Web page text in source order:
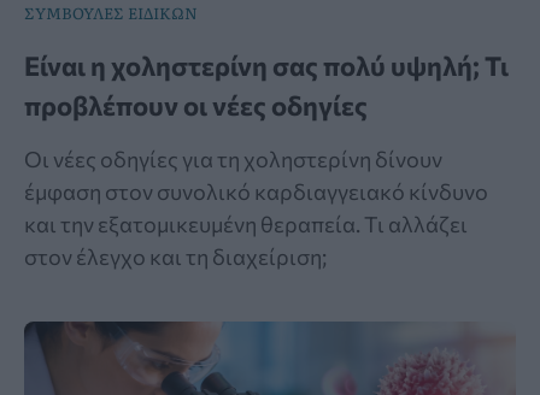
ΣΥΜΒΟΥΛΕΣ ΕΙΔΙΚΩΝ
Είναι η χοληστερίνη σας πολύ υψηλή; Τι
προβλέπουν οι νέες οδηγίες
Οι νέες οδηγίες για τη χοληστερίνη δίνουν
έμφαση στον συνολικό καρδιαγγειακό κίνδυνο
και την εξατομικευμένη θεραπεία. Τι αλλάζει
στον έλεγχο και τη διαχείριση;